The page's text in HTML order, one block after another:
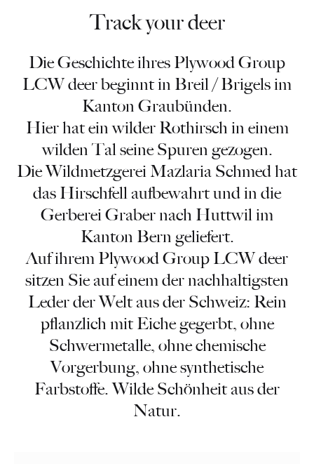
Track your deer
Die Geschichte ihres Plywood Group
LCW deer beginnt in Breil / Brigels im
Kanton Graubünden.
Hier hat ein wilder Rothirsch in einem
wilden Tal seine Spuren gezogen.
Die Wildmetzgerei Mazlaria Schmed hat
das Hirschfell aufbewahrt und in die
Gerberei Graber nach Huttwil im
Kanton Bern geliefert.
Auf ihrem Plywood Group LCW deer
sitzen Sie auf einem der nachhaltigsten
Leder der Welt aus der Schweiz: Rein
pflanzlich mit Eiche gegerbt, ohne
Schwermetalle, ohne chemische
Vorgerbung, ohne synthetische
Farbstoffe. Wilde Schönheit aus der
Natur.